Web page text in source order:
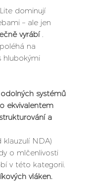
dominují
– ale jen
vyrábí.
na
hlubokými
systémů
ekvivalentem
a
klauzulí NDA)
o mlčenlivosti
v této kategorii.
vláken.